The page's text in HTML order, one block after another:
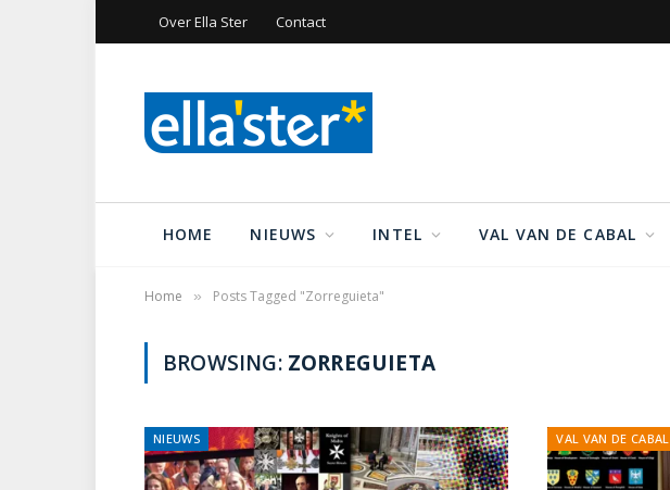
Over Ella Ster Contact
HOME NIEUWS INTEL VAL VAN DE CABAL
Home » Posts Tagged "Zorreguieta"
BROWSING: ZORREGUIETA
NIEUWS VAL VAN DE CABAL